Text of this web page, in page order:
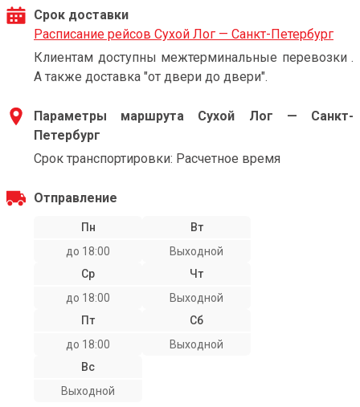
Срок доставки
Расписание рейсов Сухой Лог — Санкт-Петербург
Клиентам доступны межтерминальные перевозки .
А также доставка "от двери до двери".
Параметры маршрута Сухой Лог — Санкт-
Петербург
Срок транспортировки: Расчетное время
Отправление
Пн
до 18:00
Вт
Выходной
Ср
до 18:00
Чт
Выходной
Пт
до 18:00
Сб
Выходной
Вс
Выходной